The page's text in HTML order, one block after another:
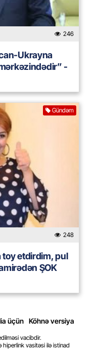
246
Ukrayna
-
Gündəm
248
etdirdim, pul
ŞOK
üçün Köhnə versiya
vacibdir.
vasitəsi ilə istinad